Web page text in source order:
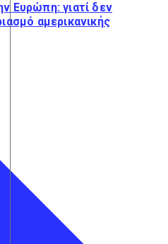
Ευρώπη: γιατί δεν
αμερικανικής